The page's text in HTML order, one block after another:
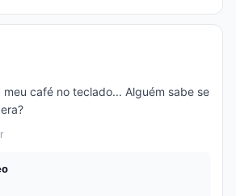
café no teclado... Alguém sabe se